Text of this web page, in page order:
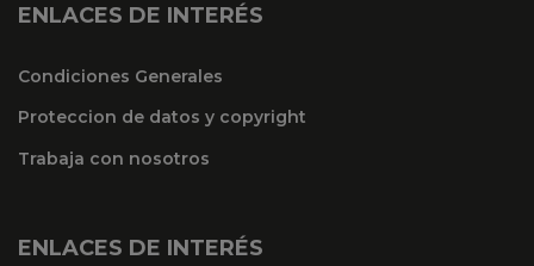
ENLACES DE INTERÉS
Condiciones Generales
Proteccion de datos y copyright
Trabaja con nosotros
ENLACES DE INTERÉS